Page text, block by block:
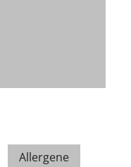
Allergene